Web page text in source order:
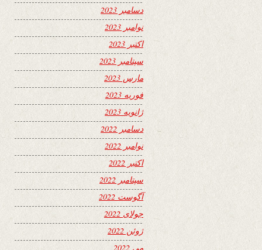
دسامبر 2023
نوامبر 2023
اکتبر 2023
سپتامبر 2023
مارس 2023
فوریه 2023
ژانویه 2023
دسامبر 2022
نوامبر 2022
اکتبر 2022
سپتامبر 2022
آگوست 2022
جولای 2022
ژوئن 2022
می 2022